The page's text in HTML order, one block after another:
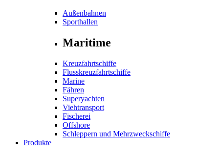
Außenbahnen
Sporthallen
Maritime
Kreuzfahrtschiffe
Flusskreuzfahrtschiffe
Marine
Fähren
Superyachten
Viehtransport
Fischerei
Offshore
Schleppern und Mehrzweckschiffe
Produkte